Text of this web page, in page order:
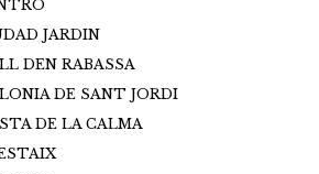
JARDIN
DEN RABASSA
DE SANT JORDI
DE LA CALMA